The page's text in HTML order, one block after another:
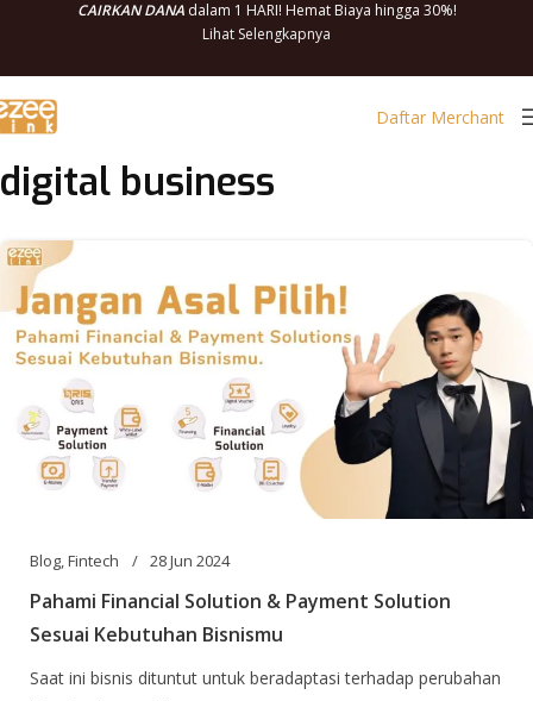
CAIRKAN DANAdalam 1 HARI! Hemat Biaya hingga 30%!
Lihat Selengkapnya
Daftar Merchant
digital business
Blog,Fintech 28 Jun 2024
Pahami Financial Solution & Payment Solution
Sesuai Kebutuhan Bisnismu
Saat ini bisnis dituntut untuk beradaptasi terhadap perubahan